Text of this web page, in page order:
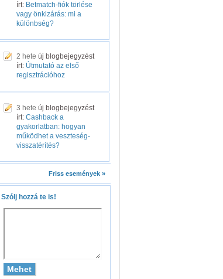
írt: Betmatch-fiók törlése
vagy önkizárás: mi a
különbség?
2 hete új blogbejegyzést
írt: Útmutató az első
regisztrációhoz
3 hete új blogbejegyzést
írt: Cashback a
gyakorlatban: hogyan
működhet a veszteség-
visszatérítés?
Friss események »
Szólj hozzá te is!